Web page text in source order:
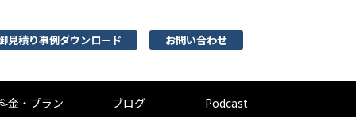
見積り事例ダウンロード お問い合わせ
金・プラン ブログ Podcast